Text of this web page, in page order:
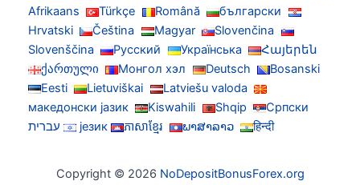
Afrikaans
Türkçe Română
български
Hrvatski
Čeština Magyar
Slovenčina
Slovenščina
Русский Українська
Հայերեն
ქართული
Монгол хэл Deutsch
Bosanski
Eesti
Lietuviškai
Latviešu valoda
македонски јазик
Kiswahili Shqip
Српски
језик
ភាសាខ្មែរ ພາສາລາວ हिन्दी עברית
Copyright © 2026NoDepositBonusForex.org